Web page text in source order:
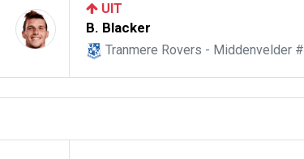
UIT
B. Blacker
Tranmere Rovers - Middenvelder #